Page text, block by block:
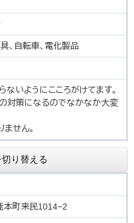
、自転車、電化製品
いようにこころがけてます。
対策になるのでなかなか大変
せん。
り替える
町来民1014−2